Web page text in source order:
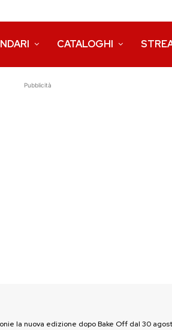
CATALOGHI
Pubblicità
la nuova edizione dopo Bake Off dal 30